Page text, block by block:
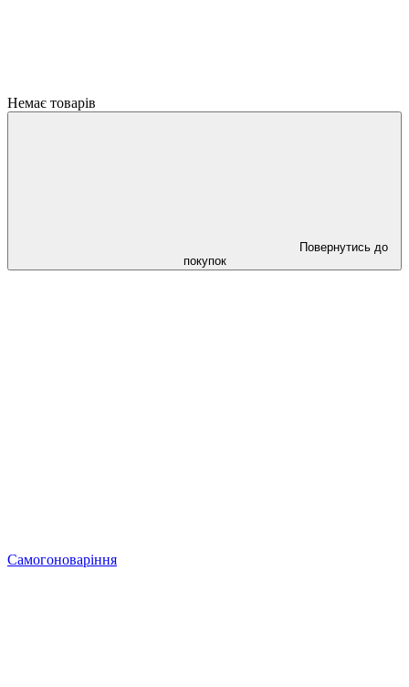
Немає товарів
Повернутись до
покупок
Самогоноваріння